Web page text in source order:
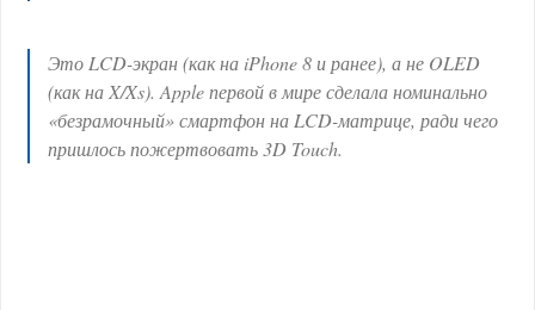
Это LCD-экран (как на iPhone 8 и ранее), а не OLED
(как на X/Xs). Apple первой в мире сделала номинально
«безрамочный» смартфон на LCD-матрице, ради чего
пришлось пожертвовать 3D Touch.